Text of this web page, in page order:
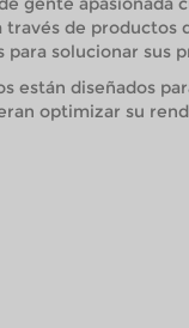
través de productos
para solucionar sus
están diseñados
optimizar su